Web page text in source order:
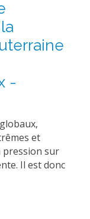
-
et
pression sur
Il est donc